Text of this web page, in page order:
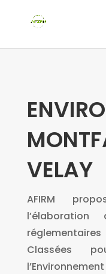
VELAY
AFIRM
Classées
l’Environnement